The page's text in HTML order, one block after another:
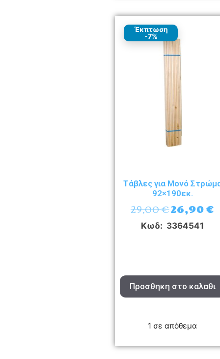
Έκπτωση
-7%
Τάβλες για Μονό
92×190εκ.
29,00€26,90€
Κωδ: 3364541
Προσθηκη στο καλαθι
1 σε απόθεμα